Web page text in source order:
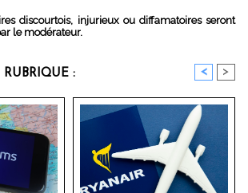
discourtois, injurieux ou diffamatoires seront
le modérateur.
: < >